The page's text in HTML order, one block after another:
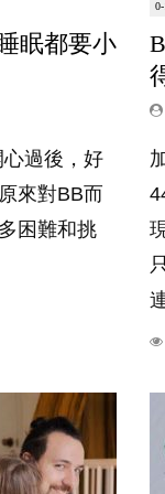
眠都要小
過後，好
來對BB而
困難和挑